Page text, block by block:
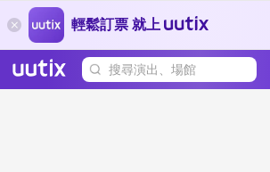
輕鬆訂票 就上
搜尋演出、場館